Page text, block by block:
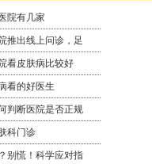
院有几家
推出线上问诊，足
看皮肤病比较好
看的好医生
判断医院是否正规
科门诊
别慌！科学应对指